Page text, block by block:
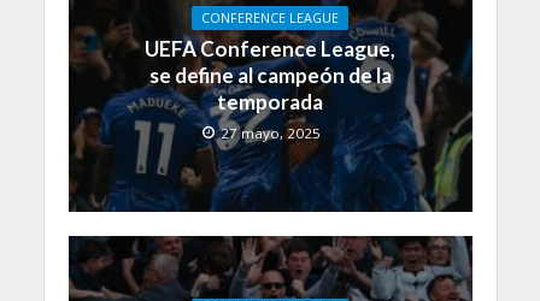
CONFERENCE LEAGUE
UEFA Conference League,
se define al campeón de la
temporada
27 mayo, 2025